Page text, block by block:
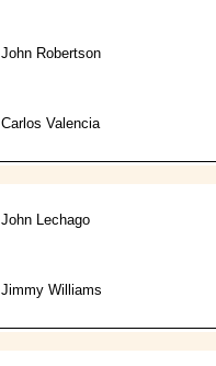
John Robertson
Carlos Valencia
John Lechago
Jimmy Williams